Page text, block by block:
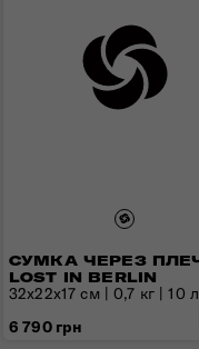
СУМКА ЧЕРЕЗ
LOST IN BERLIN
32х22х17 см | 0,7 кг | 10 л
6 790 грн